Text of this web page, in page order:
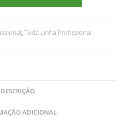
,Toda Linha Profissional
DESCRIÇÃO
ADICIONAL